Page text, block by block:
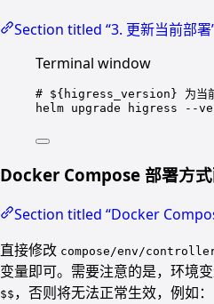
Section titled “3. 更新当前部署
Terminal window
# ${higress_version} 为当
helm upgrade higress --
Docker Compose 部署方
Section titled “Docker
直接修改 compose/env/
变量即可。需要注意的是，环境
$$ ，否则将无法正常生效，例如：